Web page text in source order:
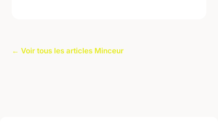
← Voir tous les articles Minceur